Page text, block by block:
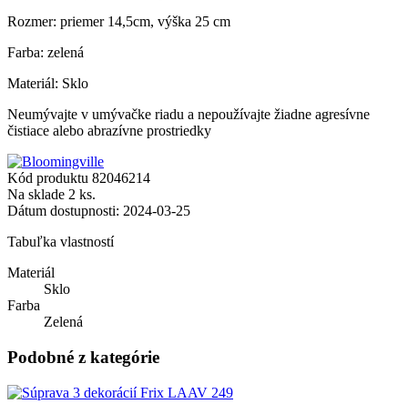
Rozmer: priemer 14,5cm, výška 25 cm
Farba: zelená
Materiál: Sklo
Neumývajte v umývačke riadu a nepoužívajte žiadne agresívne
čistiace alebo abrazívne prostriedky
Kód produktu 82046214
Na sklade 2 ks.
Dátum dostupnosti: 2024-03-25
Tabuľka vlastností
Materiál
Sklo
Farba
Zelená
Podobné z kategórie